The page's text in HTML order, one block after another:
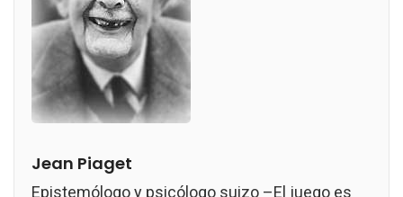
Jean Piaget
Epistemólogo y psicólogo suizo –El juego es